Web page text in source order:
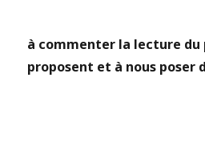
à commenter la lecture du
proposent et à nous poser